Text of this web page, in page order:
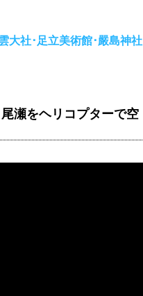
大社･足立美術館･嚴島神社
瀬をヘリコプターで空